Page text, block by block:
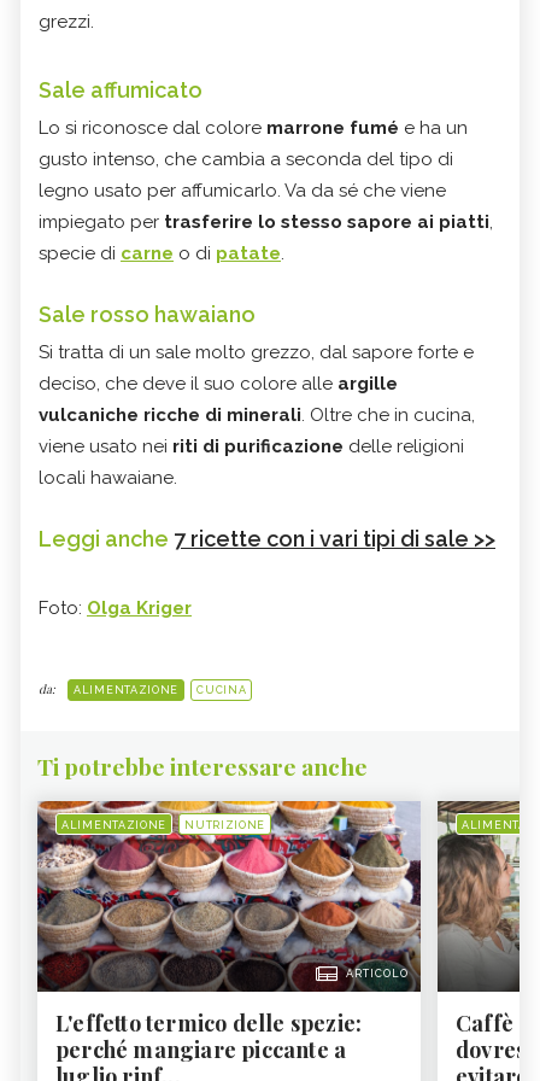
grezzi.
Sale affumicato
Lo si riconosce dal colore marrone fumé e ha un
gusto intenso, che cambia a seconda del tipo di
legno usato per affumicarlo. Va da sé che viene
impiegato per trasferire lo stesso sapore ai piatti,
specie di carne o di patate.
Sale rosso hawaiano
Si tratta di un sale molto grezzo, dal sapore forte e
deciso, che deve il suo colore alle argille
vulcaniche ricche di minerali. Oltre che in cucina,
viene usato nei riti di purificazione delle religioni
locali hawaiane.
Leggi anche 7 ricette con i vari tipi di sale >>
Foto: Olga Kriger
da: ALIMENTAZIONE CUCINA
Ti potrebbe interessare anche
ALIMENTAZIONE NUTRIZIONE
ARTICOLO
L'effetto termico delle spezie:
perché mangiare piccante a
Caffè